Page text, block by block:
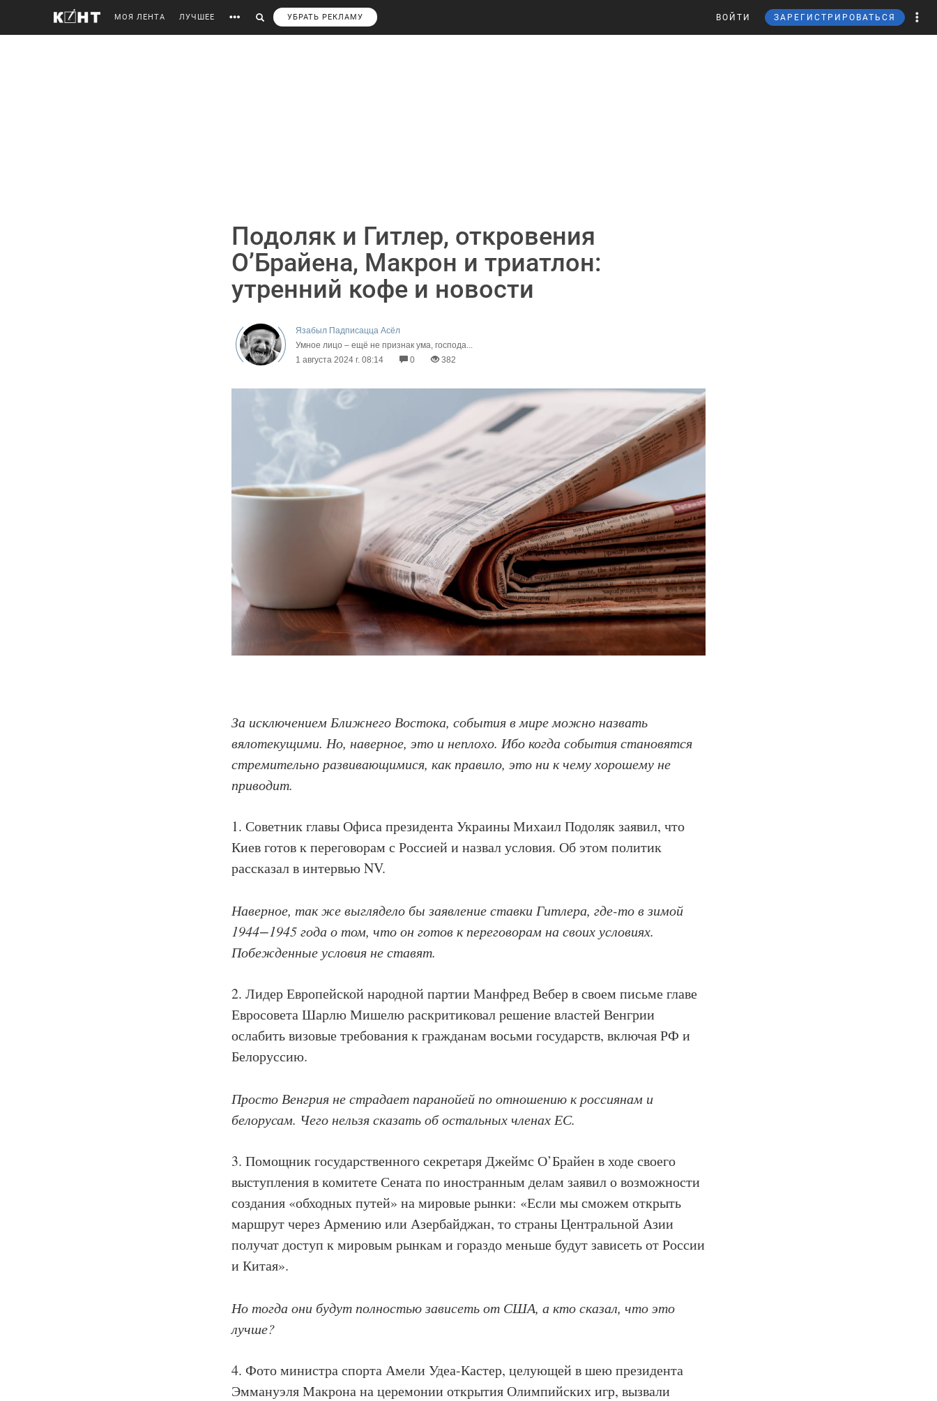
МОЯ ЛЕНТА ЛУЧШЕЕ УБРАТЬ РЕКЛАМУ ВОЙТИ ЗАРЕГИСТРИРОВАТЬСЯ
Подоляк и Гитлер, откровения
О’Брайена, Макрон и триатлон:
утренний кофе и новости
Язабыл Падписацца Асёл
Умное лицо – ещё не признак ума, господа...
1 августа 2024 г. 08:14
0 382
За исключением Ближнего Востока, события в мире можно назвать
вялотекущими. Но, наверное, это и неплохо. Ибо когда события становятся
стремительно развивающимися, как правило, это ни к чему хорошему не
приводит.
1. Советник главы Офиса президента Украины Михаил Подоляк заявил, что
Киев готов к переговорам с Россией и назвал условия. Об этом политик
рассказал в интервью NV.
Наверное, так же выглядело бы заявление ставки Гитлера, где-то в зимой
1944−1945 года о том, что он готов к переговорам на своих условиях.
Побежденные условия не ставят.
2. Лидер Европейской народной партии Манфред Вебер в своем письме главе
Евросовета Шарлю Мишелю раскритиковал решение властей Венгрии
ослабить визовые требования к гражданам восьми государств, включая РФ и
Белоруссию.
Просто Венгрия не страдает паранойей по отношению к россиянам и
белорусам. Чего нельзя сказать об остальных членах ЕС.
3. Помощник государственного секретаря Джеймс О’Брайен в ходе своего
выступления в комитете Сената по иностранным делам заявил о возможности
создания «обходных путей» на мировые рынки: «Если мы сможем открыть
маршрут через Армению или Азербайджан, то страны Центральной Азии
получат доступ к мировым рынкам и гораздо меньше будут зависеть от России
и Китая».
Но тогда они будут полностью зависеть от США, а кто сказал, что это
лучше?
4. Фото министра спорта Амели Удеа-Кастер, целующей в шею президента
Эммануэля Макрона на церемонии открытия Олимпийских игр, вызвали